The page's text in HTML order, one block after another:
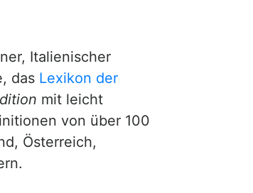
Italienischer
das Lexikon der
mit leicht
von über 100
Österreich,